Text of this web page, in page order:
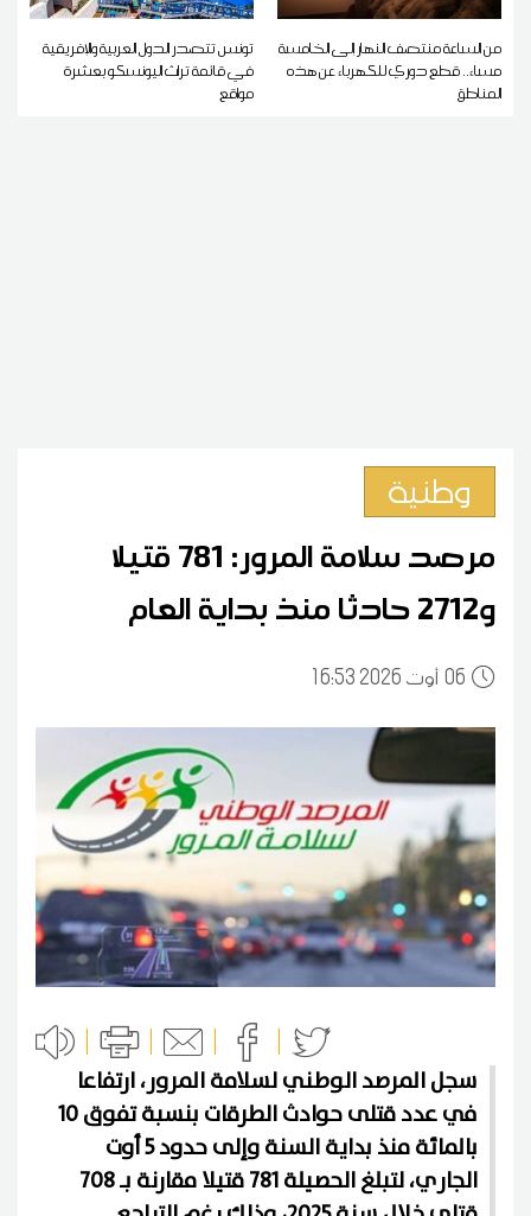
من الساعة منتصف النهار إلى الخامسة
مساء.. قطع دوري للكهرباء عن هذه
المناطق
تونس تتصدر الدول العربية والإفريقية
في قائمة تراث اليونسكو بعشرة
مواقع
وطنية
مرصد سلامة المرور: 781 قتيلا
و2712 حادثا منذ بداية العام
0616:53 2026 أوت
سجل المرصد الوطني لسلامة المرور، ارتفاعا
في عدد قتلى حوادث الطرقات بنسبة تفوق 10
بالمائة منذ بداية السنة وإلى حدود 5 أوت
الجاري، لتبلغ الحصيلة 781 قتيلا مقارنة بـ 708